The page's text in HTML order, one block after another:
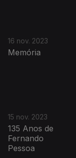
16 nov. 2023
Memória
15 nov. 2023
135 Anos de
Fernando
Pessoa